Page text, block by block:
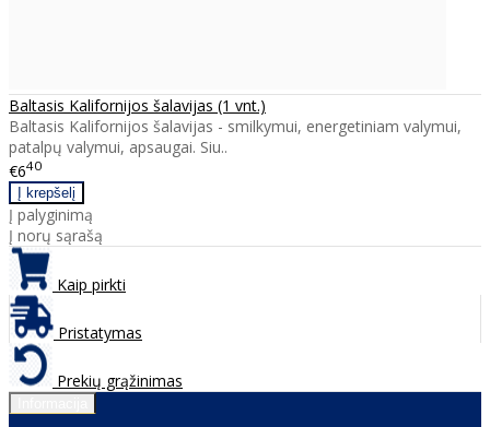
Baltasis Kalifornijos šalavijas (1 vnt.)
Baltasis Kalifornijos šalavijas - smilkymui, energetiniam valymui,
patalpų valymui, apsaugai. Siu..
€640
Į palyginimą
Į norų sąrašą
Kaip pirkti
Pristatymas
Prekių grąžinimas